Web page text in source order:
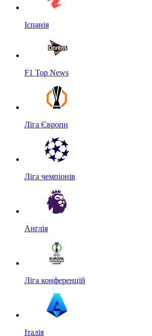
Іспанія
F1 Top News
Ліга Європи
Ліга чемпіонів
Англія
Ліга конференцій
Італія